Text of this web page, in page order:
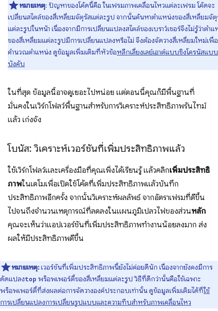
หมายเหตุ: ปัญหาของโค้ดนี้คือ ในเฟรมภาพเคลื่อนไหวแต่ละเฟรม โค้ดจะ
เปลี่ยนสไตล์ของสี่เหลี่ยมจัตุรัสแต่ละรูป จากนั้นค้นหาตําแหน่งของสี่เหลี่ยมจั
แต่ละรูปในหน้า เนื่องจากมีการเปลี่ยนแปลงสไตล์ของเบราว์เซอร์จึงไม่รู้ว่าตำแ
ของสี่เหลี่ยมแต่ละรูปมีการเปลี่ยนแปลงหรือไม่ จึงต้องจัดวางสี่เหลี่ยมใหม่เพื่อ
คำนวณตำแหน่ง ดูข้อมูลเพิ่มเติมที่หัวข้อหลีกเลี่ยงเลย์เอาต์แบบซิงโครนัสแบบ
บังคับ
ในที่สุด ข้อมูลนี้อาจดูเยอะไปหน่อย แต่ตอนนี้คุณก็มีพื้นฐานที่
มั่นคงในเวิร์กโฟลว์พื้นฐานสําหรับการวิเคราะห์ประสิทธิภาพรันไทม์
แล้ว เก่งจัง
โบนัส: วิเคราะห์เวอร์ชันที่เพิ่มประสิทธิภาพแล้ว
ใช้เวิร์กโฟลว์และเครื่องมือที่คุณเพิ่งได้เรียนรู้ แล้วคลิกเพิ่มประสิทธิ
ภาพในเดโมเพื่อเปิดใช้โค้ดที่เพิ่มประสิทธิภาพแล้วบันทึก
ประสิทธิภาพอีกครั้ง จากนั้นวิเคราะห์ผลลัพธ์ จากอัตราเฟรมที่ดีขึ้น
ไปจนถึงจำนวนเหตุการณ์ที่ลดลงในแผนภูมิเปลวไฟของส่วนหลัก
คุณจะเห็นว่าแอปเวอร์ชันที่เพิ่มประสิทธิภาพทํางานน้อยลงมาก ส่ง
ผลให้มีประสิทธิภาพดีขึ้น
หมายเหตุ:เวอร์ชันที่เพิ่มประสิทธิภาพนี้ยังไม่ค่อยดีนัก เนื่องจากยังคงมีการ
ดัดแปลงtop พร็อพเพอร์ตี้ของสี่เหลี่ยมแต่ละรูป วิธีที่ดีกว่านั้นคือใช้เฉพาะ
พร็อพเพอร์ตี้ที่ส่งผลต่อการจัดวางองค์ประกอบเท่านั้น ดูข้อมูลเพิ่มเติมได้ที่ใช้
การเปลี่ยนแปลงการเปลี่ยนรูปแบบและความทึบสำหรับภาพเคลื่อนไหว